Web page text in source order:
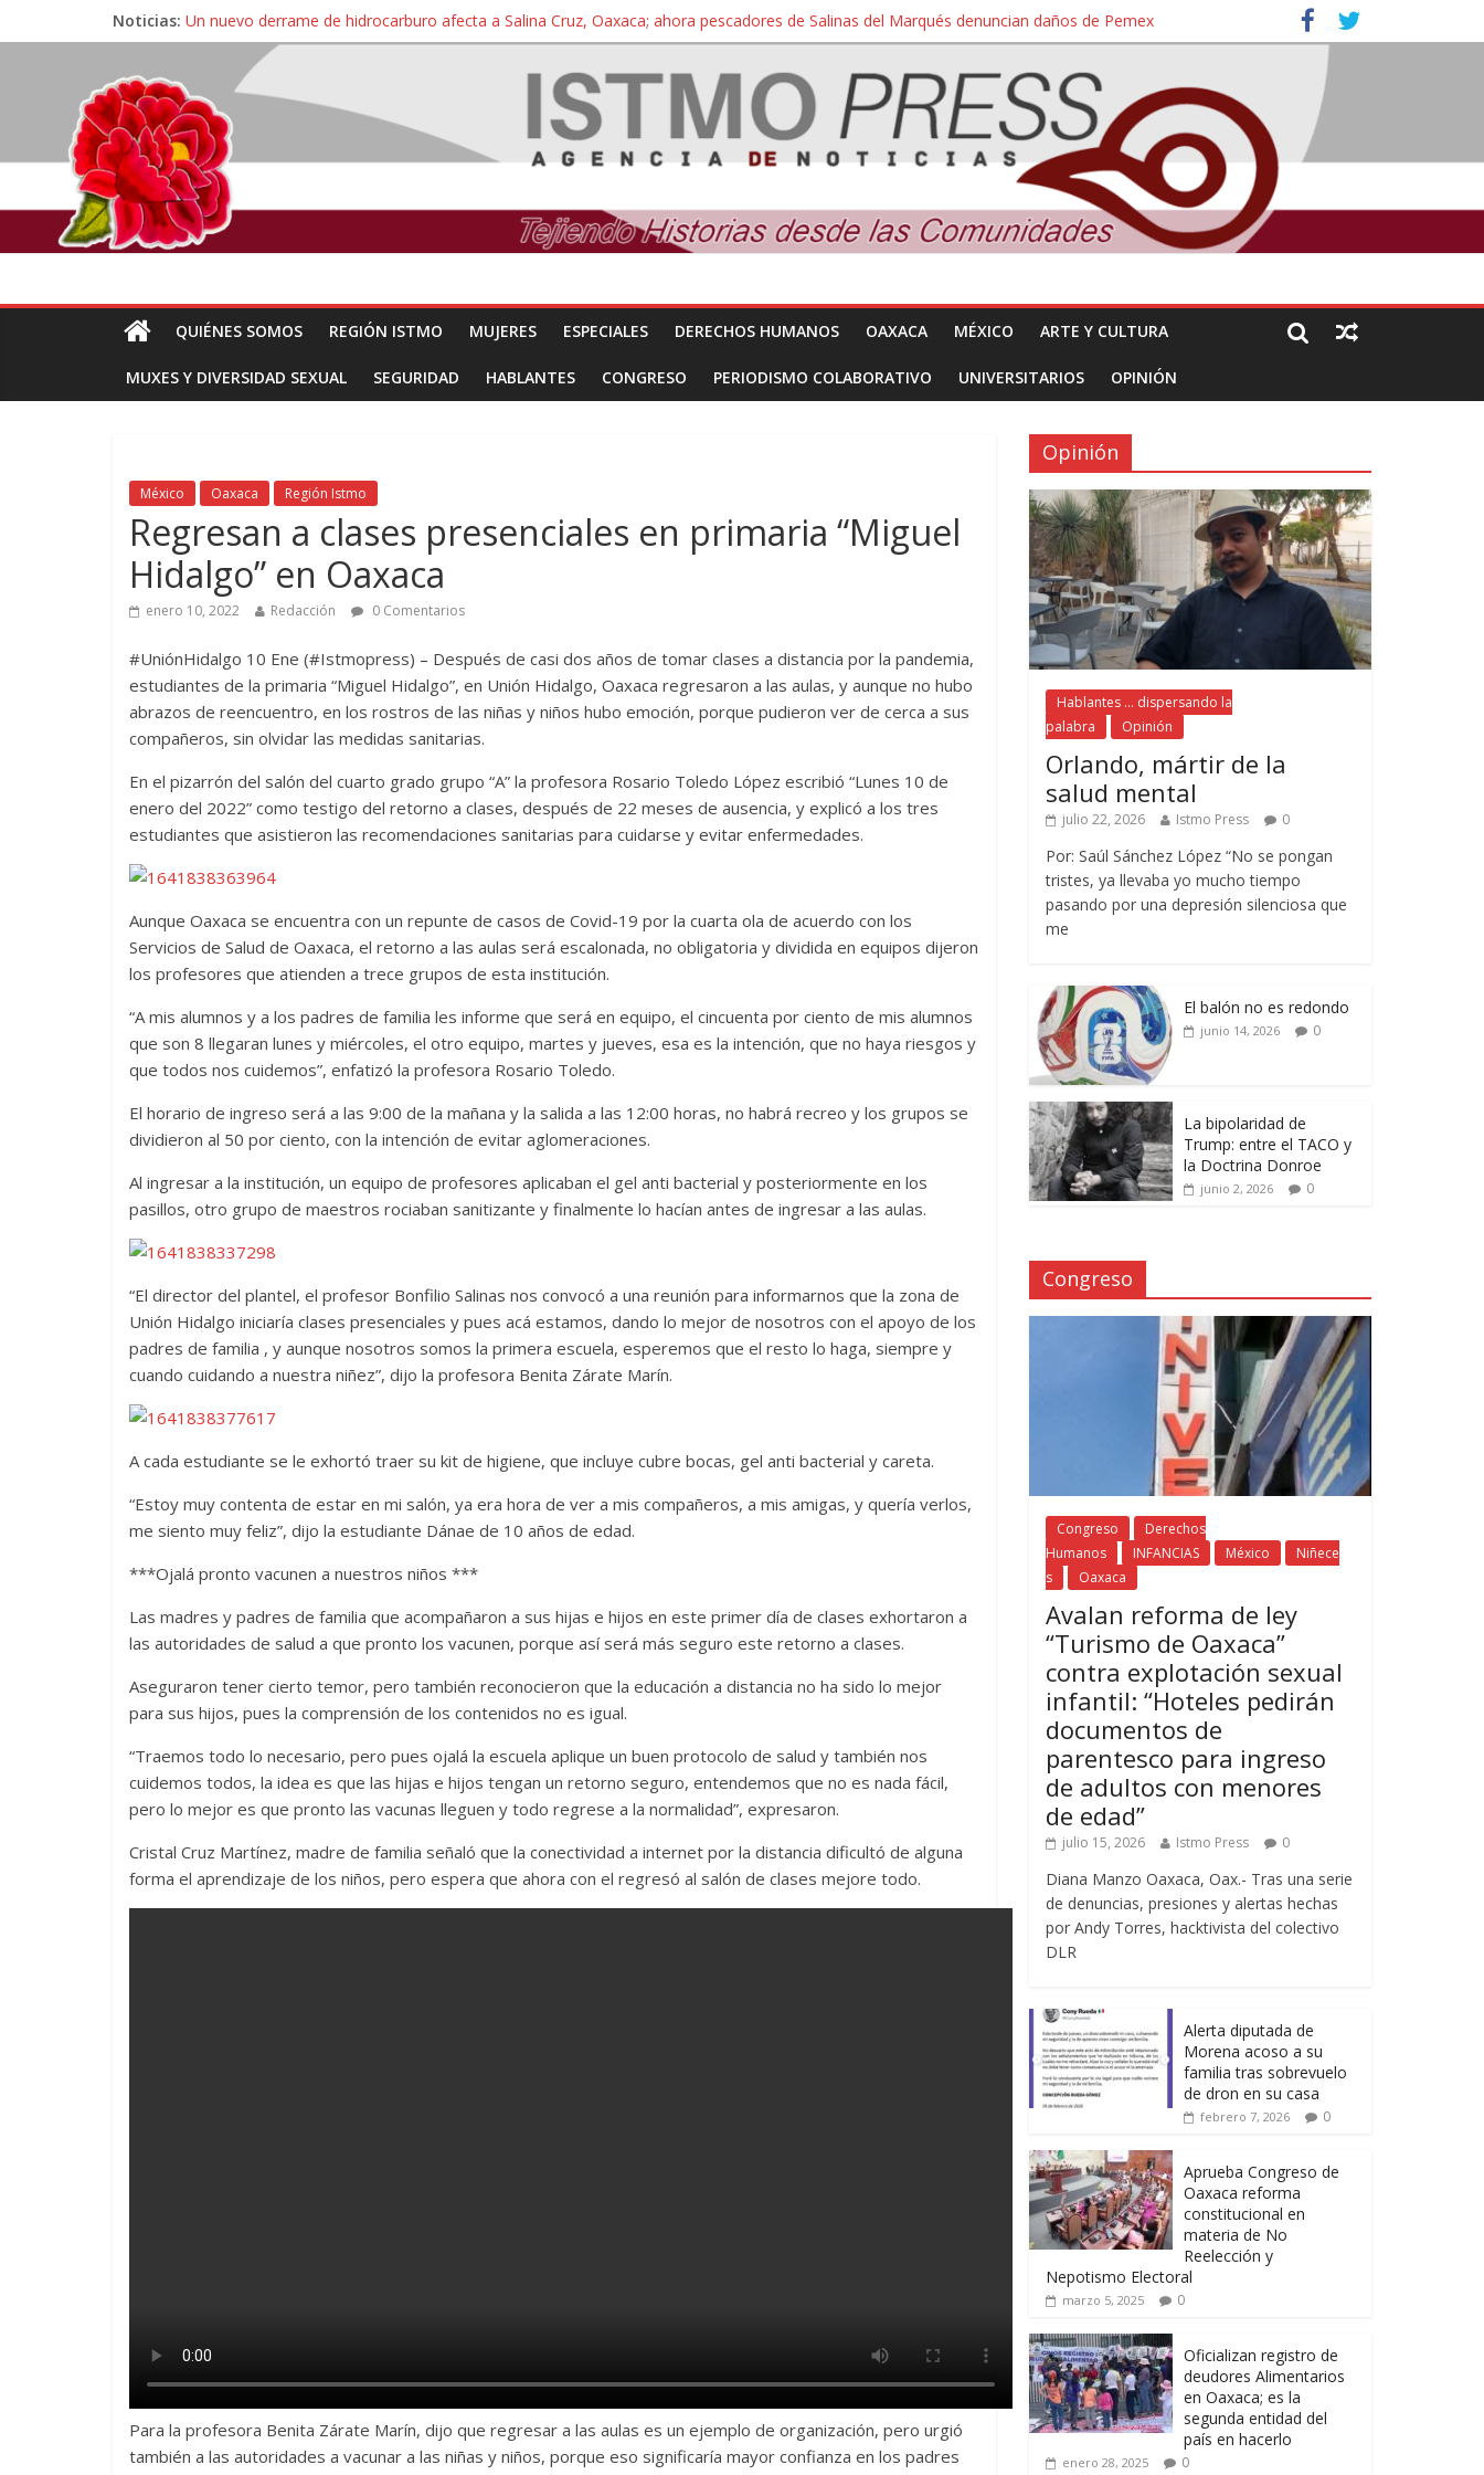
Noticias: Un nuevo derrame de hidrocarburo afecta a Salina Cruz, Oaxaca; ahora pescadores de Salinas del Marqués denuncian daños de Pemex
Ángel, el joven autista expulsado por la Universidad Bienestar de Ixtepec, Oaxaca vuelve a las aulas tras amparo
Familiares de periodista Alejandro Leyva se reúnen con titular de la SEGOB y exigen detener a los autores materiales e intelectuales de su asesinato
Alertan pescadores de Juchitán, Oaxaca de nuevo despojo de su territorio para construir un parque eólico
Pescadores y comuneros ikoots detienen la extracción ilegal de material pétreo de gravera Oyamel
QUIÉNES SOMOS REGIÓN ISTMO MUJERES ESPECIALES DERECHOS HUMANOS OAXACA MÉXICO ARTE Y CULTURA
MUXES Y DIVERSIDAD SEXUAL SEGURIDAD HABLANTES CONGRESO PERIODISMO COLABORATIVO UNIVERSITARIOS OPINIÓN
México Oaxaca Región Istmo
Regresan a clases presenciales en primaria “Miguel
Hidalgo” en Oaxaca
enero 10, 2022 Redacción 0 Comentarios
#UniónHidalgo 10 Ene (#Istmopress) – Después de casi dos años de tomar clases a distancia por la pandemia,
estudiantes de la primaria “Miguel Hidalgo”, en Unión Hidalgo, Oaxaca regresaron a las aulas, y aunque no hubo
abrazos de reencuentro, en los rostros de las niñas y niños hubo emoción, porque pudieron ver de cerca a sus
compañeros, sin olvidar las medidas sanitarias.
En el pizarrón del salón del cuarto grado grupo “A” la profesora Rosario Toledo López escribió “Lunes 10 de
enero del 2022” como testigo del retorno a clases, después de 22 meses de ausencia, y explicó a los tres
estudiantes que asistieron las recomendaciones sanitarias para cuidarse y evitar enfermedades.
Aunque Oaxaca se encuentra con un repunte de casos de Covid-19 por la cuarta ola de acuerdo con los
Servicios de Salud de Oaxaca, el retorno a las aulas será escalonada, no obligatoria y dividida en equipos dijeron
los profesores que atienden a trece grupos de esta institución.
“A mis alumnos y a los padres de familia les informe que será en equipo, el cincuenta por ciento de mis alumnos
que son 8 llegaran lunes y miércoles, el otro equipo, martes y jueves, esa es la intención, que no haya riesgos y
que todos nos cuidemos”, enfatizó la profesora Rosario Toledo.
El horario de ingreso será a las 9:00 de la mañana y la salida a las 12:00 horas, no habrá recreo y los grupos se
dividieron al 50 por ciento, con la intención de evitar aglomeraciones.
Al ingresar a la institución, un equipo de profesores aplicaban el gel anti bacterial y posteriormente en los
pasillos, otro grupo de maestros rociaban sanitizante y finalmente lo hacían antes de ingresar a las aulas.
“El director del plantel, el profesor Bonfilio Salinas nos convocó a una reunión para informarnos que la zona de
Unión Hidalgo iniciaría clases presenciales y pues acá estamos, dando lo mejor de nosotros con el apoyo de los
padres de familia , y aunque nosotros somos la primera escuela, esperemos que el resto lo haga, siempre y
cuando cuidando a nuestra niñez”, dijo la profesora Benita Zárate Marín.
A cada estudiante se le exhortó traer su kit de higiene, que incluye cubre bocas, gel anti bacterial y careta.
“Estoy muy contenta de estar en mi salón, ya era hora de ver a mis compañeros, a mis amigas, y quería verlos,
me siento muy feliz”, dijo la estudiante Dánae de 10 años de edad.
***Ojalá pronto vacunen a nuestros niños ***
Las madres y padres de familia que acompañaron a sus hijas e hijos en este primer día de clases exhortaron a
las autoridades de salud a que pronto los vacunen, porque así será más seguro este retorno a clases.
Aseguraron tener cierto temor, pero también reconocieron que la educación a distancia no ha sido lo mejor
para sus hijos, pues la comprensión de los contenidos no es igual.
“Traemos todo lo necesario, pero pues ojalá la escuela aplique un buen protocolo de salud y también nos
cuidemos todos, la idea es que las hijas e hijos tengan un retorno seguro, entendemos que no es nada fácil,
pero lo mejor es que pronto las vacunas lleguen y todo regrese a la normalidad”, expresaron.
Cristal Cruz Martínez, madre de familia señaló que la conectividad a internet por la distancia dificultó de alguna
forma el aprendizaje de los niños, pero espera que ahora con el regresó al salón de clases mejore todo.
Para la profesora Benita Zárate Marín, dijo que regresar a las aulas es un ejemplo de organización, pero urgió
también a las autoridades a vacunar a las niñas y niños, porque eso significaría mayor confianza en los padres
Opinión
Hablantes ... dispersando la
palabra
Opinión
Orlando, mártir de la
salud mental
julio 22, 2026 Istmo Press 0
Por: Saúl Sánchez López “No se pongan
tristes, ya llevaba yo mucho tiempo
pasando por una depresión silenciosa que
me
El balón no es redondo
junio 14, 2026 0
La bipolaridad de
Trump: entre el TACO y
la Doctrina Donroe
junio 2, 2026 0
Congreso
Congreso
Derechos
Humanos
INFANCIAS México
Niñece
s
Oaxaca
Avalan reforma de ley
“Turismo de Oaxaca”
contra explotación sexual
infantil: “Hoteles pedirán
documentos de
parentesco para ingreso
de adultos con menores
de edad”
julio 15, 2026 Istmo Press 0
Diana Manzo Oaxaca, Oax.- Tras una serie
de denuncias, presiones y alertas hechas
por Andy Torres, hacktivista del colectivo
DLR
Alerta diputada de
Morena acoso a su
familia tras sobrevuelo
de dron en su casa
febrero 7, 2026 0
Aprueba Congreso de
Oaxaca reforma
constitucional en
materia de No
Reelección y
Nepotismo Electoral
marzo 5, 2025 0
Oficializan registro de
deudores Alimentarios
en Oaxaca; es la
segunda entidad del
país en hacerlo
enero 28, 2025 0